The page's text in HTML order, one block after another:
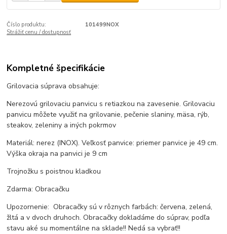
Číslo produktu:
101499NOX
Strážiť cenu / dostupnosť
Kompletné špecifikácie
Grilovacia súprava obsahuje:
Nerezovú grilovaciu panvicu s retiazkou na zavesenie. Grilovaciu
panvicu môžete využiť na grilovanie, pečenie slaniny, mäsa, rýb,
steakov, zeleniny a iných pokrmov
Materiál: nerez (INOX). Veľkosť panvice: priemer panvice je 49 cm.
Výška okraja na panvici je 9 cm
Trojnožku s poistnou kladkou
Zdarma: Obracačku
Upozornenie: Obracačky sú v rôznych farbách: červena, zelená,
žltá a v dvoch druhoch. Obracačky dokladáme do súprav, podľa
stavu aké su momentálne na sklade!! Nedá sa vybrať!!